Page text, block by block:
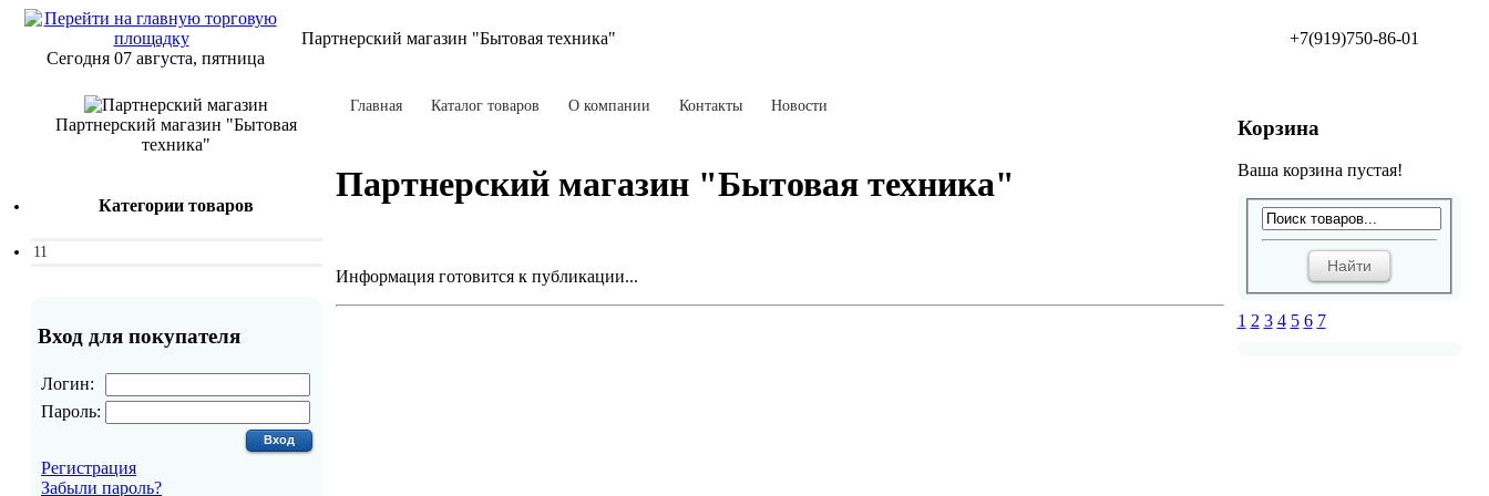
Сегодня 07 августа, пятница
Партнерский магазин "Бытовая техника" +7(919)750-86-01
Партнерский магазин "Бытовая
техника"
Категории товаров
11
Вход для покупателя
Логин:
Пароль:
Регистрация
Забыли пароль?
Главная Каталог товаров О компании Контакты Новости
Партнерский магазин "Бытовая техника"
Информация готовится к публикации...
Корзина
Ваша корзина пустая!
1 2 3 4 5 6 7